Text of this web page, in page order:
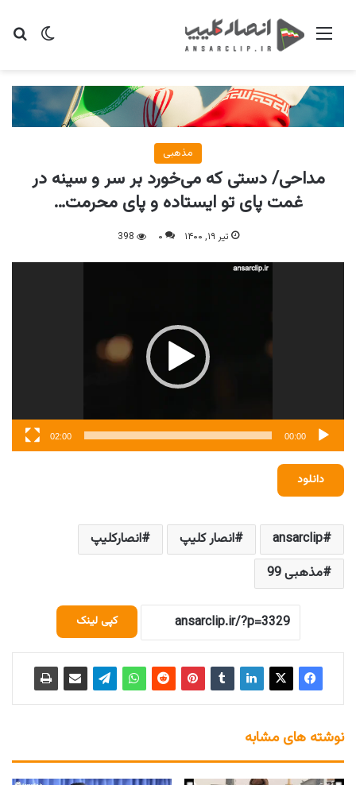
تغییر منو
مذهبی
مداحی/ دستی که می‌خورد بر سر و سینه در
غمت پای تو ایستاده و پای محرمت…
تیر ۱۹, ۱۴۰۰ ۰ 398
نمایشگر
00:00
02:00
دانلود
ansarclip انصار کلیپ
انصارکلیپ
مذهبی 99
کپی لینک
نوشته های مشابه